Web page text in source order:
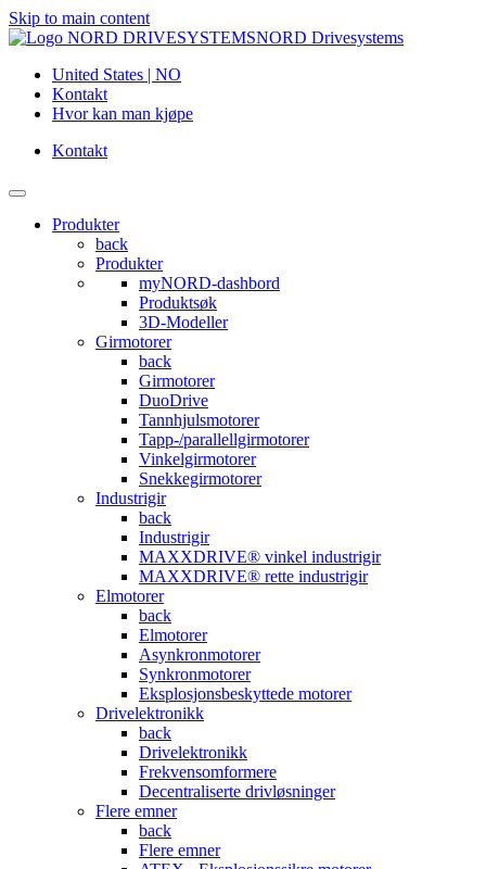
Skip to main content
NORD Drivesystems
United States | NO
Kontakt
Hvor kan man kjøpe
Kontakt
Produkter
back
Produkter
myNORD-dashbord
Produktsøk
3D-Modeller
Girmotorer
back
Girmotorer
DuoDrive
Tannhjulsmotorer
Tapp-/parallellgirmotorer
Vinkelgirmotorer
Snekkegirmotorer
Industrigir
back
Industrigir
MAXXDRIVE® vinkel industrigir
MAXXDRIVE® rette industrigir
Elmotorer
back
Elmotorer
Asynkronmotorer
Synkronmotorer
Eksplosjonsbeskyttede motorer
Drivelektronikk
back
Drivelektronikk
Frekvensomformere
Decentraliserte drivløsninger
Flere emner
back
Flere emner